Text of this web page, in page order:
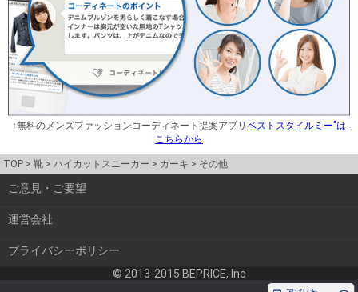
↑無料のメンズファッションコーディネート提案アプリ ベストスタイルミー"は
こちらから
TOP 靴 ハイカットスニーカー カーキ その他
ご意見・ご要望
運営会社
プライバシーポリシー
© 2013-2015 BEPRICE, Inc